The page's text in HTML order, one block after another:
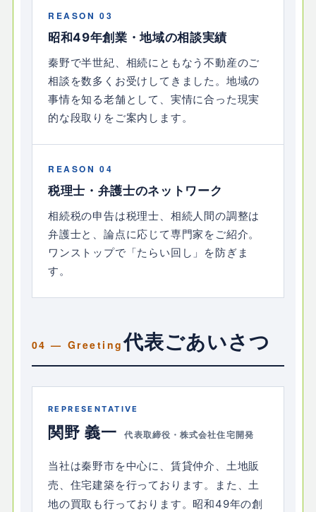
REASON 03
昭和49年創業・地域の相談実績
秦野で半世紀、相続にともなう不動産のご
相談を数多くお受けしてきました。地域の
事情を知る老舗として、実情に合った現実
的な段取りをご案内します。
REASON 04
税理士・弁護士のネットワーク
相続税の申告は税理士、相続人間の調整は
弁護士と、論点に応じて専門家をご紹介。
ワンストップで「たらい回し」を防ぎま
す。
代表ごあいさつ
REPRESENTATIVE
関野 義一 代表取締役・株式会社住宅開発
当社は秦野市を中心に、賃貸仲介、土地販
売、住宅建築を行っております。また、土
地の買取も行っております。昭和49年の創